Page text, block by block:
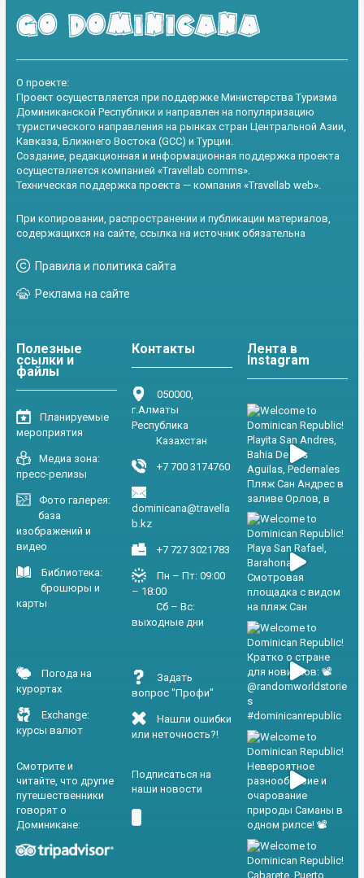
О проекте:
Проект осуществляется при поддержке Министерства Туризма
Доминиканской Республики и направлен на популяризацию
туристического направления на рынках стран Центральной Азии,
Кавказа, Ближнего Востока (GCC) и Турции.
Создание, редакционная и информационная поддержка проекта
осуществляется компанией «Travellab comms».
Техническая поддержка проекта — компания «Travellab web».
При копировании, распространении и публикации материалов,
содержащихся на сайте, ссылка на источник обязательна
Правила и политика сайта
Реклама на сайте
Полезные
ссылки и
файлы
Планируемые
мероприятия
Медиа зона:
пресс-релизы
Фото галерея:
база
изображений и
видео
Библиотека:
брошюры и
карты
Погода на
курортах
Exchange:
курсы валют
Смотрите и
читайте, что другие
путешественники
говорят о
Доминикане:
Контакты
050000,
г.Алматы
Республика
Казахстан
+7 700 3174760
dominicana@travella
b.kz
+7 727 3021783
Пн – Пт: 09:00
– 18:00
Сб – Вс:
выходные дни
Задать
вопрос "Профи"
Нашли ошибки
или неточность?!
Подписаться на
наши новости
Лента в
Instagram